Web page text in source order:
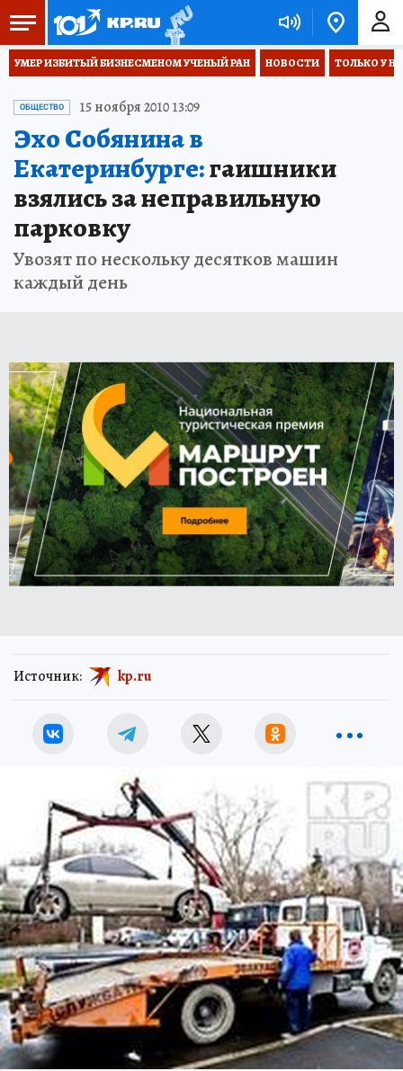
УМЕР ИЗБИТЫЙ БИЗНЕСМЕНОМ УЧЕНЫЙ РАН НОВОСТИ ТОЛЬКО У
ОБЩЕСТВО 15 ноября 2010 13:09
Эхо Собянина в
Екатеринбурге:гаишники
взялись за неправильную
парковку
Увозят по нескольку десятков машин
каждый день
Источник: kp.ru